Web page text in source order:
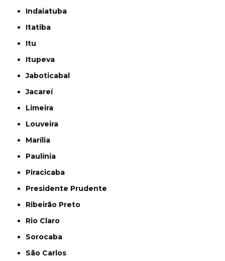
Indaiatuba
Itatiba
Itu
Itupeva
Jaboticabal
Jacareí
Limeira
Louveira
Marília
Paulínia
Piracicaba
Presidente Prudente
Ribeirão Preto
Rio Claro
Sorocaba
São Carlos